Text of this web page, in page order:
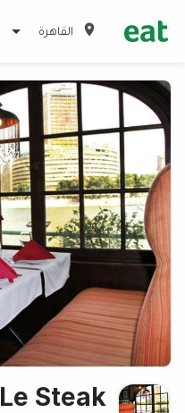
القاهرة
Le Steak